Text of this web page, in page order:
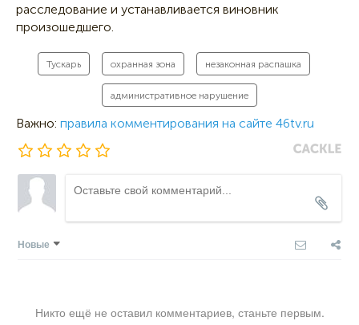
расследование и устанавливается виновник
произошедшего.
Тускарь охранная зона незаконная распашка
административное нарушение
Важно: правила комментирования на сайте 46tv.ru
Новые
Никто ещё не оставил комментариев, станьте первым.